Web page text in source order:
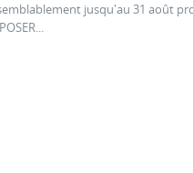
jusqu'au 31 août